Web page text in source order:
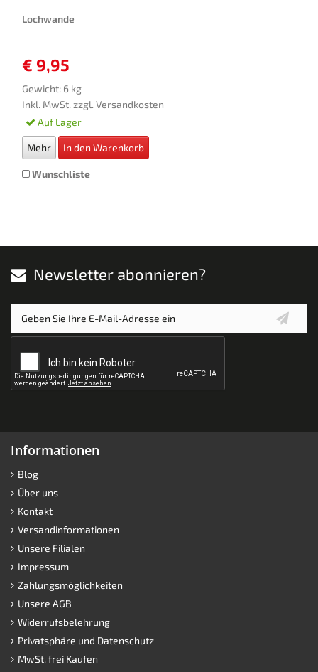
Lochwande
€ 9,95
Gewicht: 6 kg
Inkl. MwSt. zzgl. Versandkosten
Auf Lager
Mehr In den Warenkorb
Wunschliste
Newsletter abonnieren?
Informationen
Blog
Über uns
Kontakt
Versandinformationen
Unsere Filialen
Impressum
Zahlungsmöglichkeiten
Unsere AGB
Widerrufsbelehrung
Privatsphäre und Datenschutz
MwSt. frei Kaufen